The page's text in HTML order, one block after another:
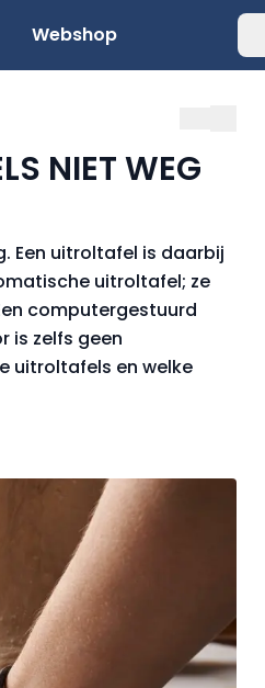
Webshop
NIET WEG
Een uitroltafel is daarbij
uitroltafel; ze
computergestuurd
is zelfs geen
uitroltafels en welke